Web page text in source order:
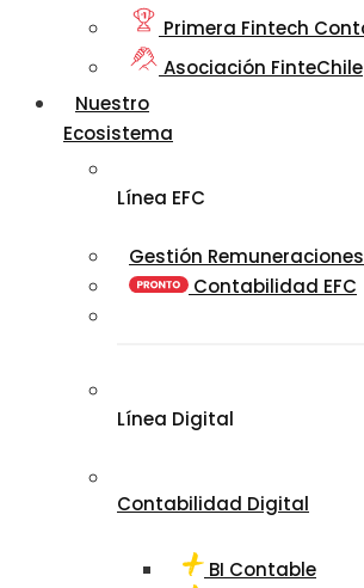
Primera Fintech
Asociación FinteChile
Nuestro
Ecosistema
Línea EFC
Gestión Remuneraciones
Contabilidad EFC
Línea Digital
Contabilidad Digital
BI Contable